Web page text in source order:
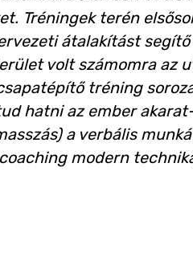
Tréningek terén
átalakítást
volt számomra az
tréning
hatni az ember
a verbális
modern